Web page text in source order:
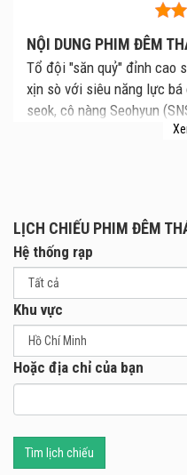
NỘI DUNG PHIM ĐÊM
Tổ đội "săn quỷ" đỉnh cao
xịn sò với siêu năng lực bá
seok, cô nàng Seohyun
bí ẩn. Cả ba hợp sức để
LỊCH CHIẾU PHIM ĐÊM
Hệ thống rạp
Khu vực
Hoặc địa chỉ của bạn
Tìm lịch chiếu